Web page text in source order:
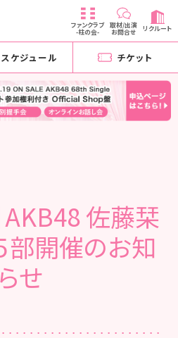
ファンクラブ
-柱の会-
取材/出演
お問合せ リクルート
スケジュール チケット
AKB48 佐藤栞
部開催のお知
らせ